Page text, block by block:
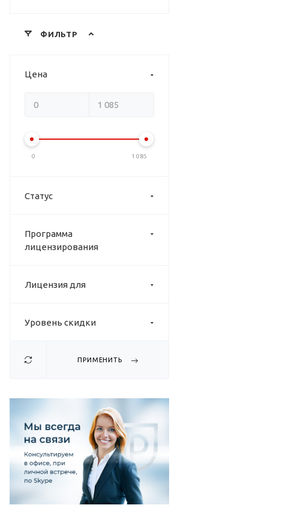
ФИЛЬТР
Цена
0 1 085
Статус
Программа
лицензирования
Лицензия для
Уровень скидки
ПРИМЕНИТЬ